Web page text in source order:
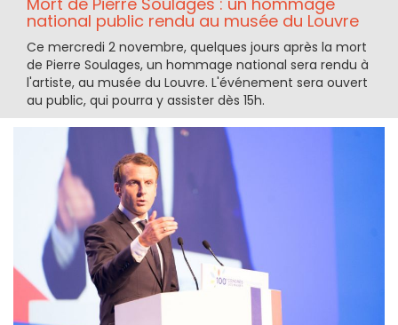
national public rendu au musée du Louvre
Ce mercredi 2 novembre, quelques jours après la mort
de Pierre Soulages, un hommage national sera rendu à
l'artiste, au musée du Louvre. L'événement sera ouvert
au public, qui pourra y assister dès 15h.